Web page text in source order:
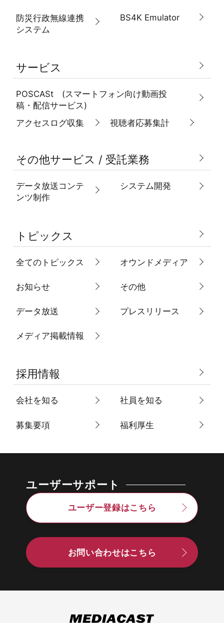
防災行政無線連携
システム
BS4K Emulator
サービス
POSCASt (スマートフォン向け動画投
稿・配信サービス)
アクセスログ収集
視聴者応募集計
その他サービス / 受託業務
データ放送コンテ
ンツ制作
システム開発
トピックス
全てのトピックス オウンドメディア
お知らせ その他
データ放送 プレスリリース
メディア掲載情報
採用情報
会社を知る 社員を知る
募集要項 福利厚生
ユーザーサポート
ユーザー登録はこちら
お問い合わせはこちら